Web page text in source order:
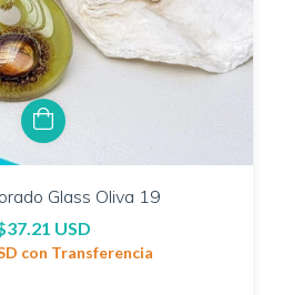
Glass Oliva 19
USD
con Transferencia